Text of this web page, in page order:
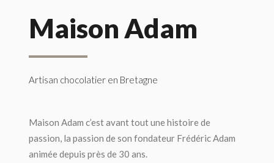
Maison Adam
Artisan chocolatier en Bretagne
Maison Adam c’est avant tout une histoire de
passion, la passion de son fondateur Frédéric Adam
animée depuis près de 30 ans.